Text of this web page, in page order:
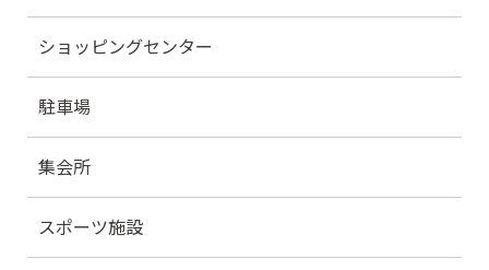
ショッピングセンター
駐車場
集会所
スポーツ施設